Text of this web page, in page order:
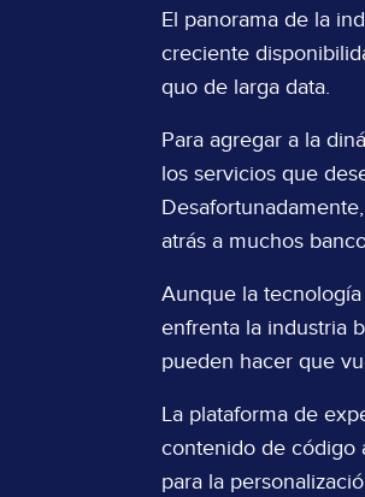
El panorama de la
creciente
quo de larga data.
Para agregar a la
los servicios que
atrás a muchos
Aunque la
enfrenta la industria
pueden hacer que
La plataforma de
contenido de código
para la